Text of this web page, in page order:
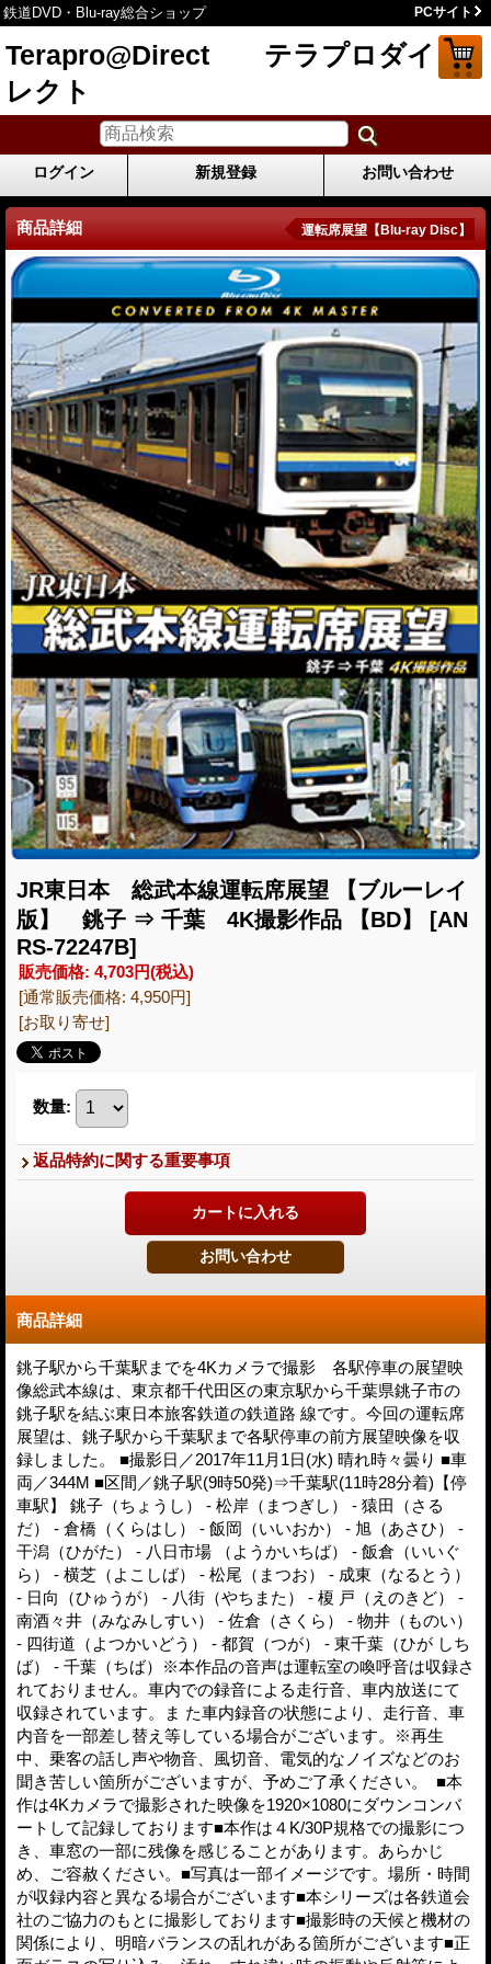
鉄道DVD・Blu-ray総合ショップ PCサイト
Terapro@Direct テラプロダイ
レクト
ログイン 新規登録 お問い合わせ
商品詳細 運転席展望【Blu-ray Disc】
JR東日本 総武本線運転席展望 【ブルーレイ
版】 銚子 ⇒ 千葉 4K撮影作品 【BD】
[AN
RS-72247B]
販売価格: 4,703円(税込)
[通常販売価格: 4,950円]
[お取り寄せ]
数量:
返品特約に関する重要事項
商品詳細
銚子駅から千葉駅までを4Kカメラで撮影 各駅停車の展望映
像総武本線は、東京都千代田区の東京駅から千葉県銚子市の
銚子駅を結ぶ東日本旅客鉄道の鉄道路 線です。今回の運転席
展望は、銚子駅から千葉駅まで各駅停車の前方展望映像を収
録しました。 ■撮影日／2017年11月1日(水) 晴れ時々曇り ■車
両／344M ■区間／銚子駅(9時50発)⇒千葉駅(11時28分着)【停
車駅】 銚子（ちょうし） - 松岸（まつぎし） - 猿田（さる
だ） - 倉橋（くらはし） - 飯岡（いいおか） - 旭（あさひ） -
干潟（ひがた） - 八日市場 （ようかいちば） - 飯倉（いいぐ
ら） - 横芝（よこしば） - 松尾（まつお） - 成東（なるとう）
- 日向（ひゅうが） - 八街（やちまた） - 榎 戸（えのきど） -
南酒々井（みなみしすい） - 佐倉（さくら） - 物井（ものい）
- 四街道（よつかいどう） - 都賀（つが） - 東千葉（ひが しち
ば） - 千葉（ちば）※本作品の音声は運転室の喚呼音は収録さ
れておりません。車内での録音による走行音、車内放送にて
収録されています。ま た車内録音の状態により、走行音、車
内音を一部差し替え等している場合がございます。※再生
中、乗客の話し声や物音、風切音、電気的なノイズなどのお
聞き苦しい箇所がございますが、予めご了承ください。 ■本
作は4Kカメラで撮影された映像を1920×1080にダウンコンバ
ートして記録しております■本作は４K/30P規格での撮影につ
き、車窓の一部に残像を感じることがあります。あらかじ
め、ご容赦ください。■写真は一部イメージです。場所・時間
が収録内容と異なる場合がございます■本シリーズは各鉄道会
社のご協力のもとに撮影しております■撮影時の天候と機材の
関係により、明暗バランスの乱れがある箇所がございます■正